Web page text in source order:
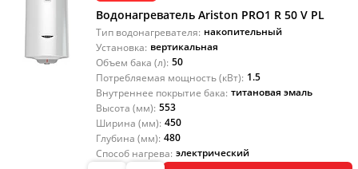
Водонагреватель Ariston PRO1 R 50 V PL
Тип водонагревателя: накопительный
Установка: вертикальная
Объем бака (л): 50
Потребляемая мощность (кВт): 1.5
Внутреннее покрытие бака: титановая эмаль
Высота (мм): 553
Ширина (мм): 450
Глубина (мм): 480
Способ нагрева: электрический